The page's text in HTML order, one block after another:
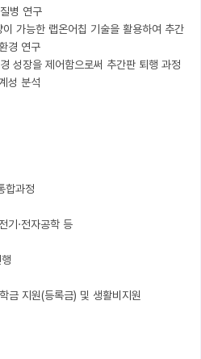
병 연구
가능한 랩온어칩 기술을 활용하여 추간
경 연구
성장을 제어함으로써 추간판 퇴행 과정
성 분석
합과정
기·전자공학 등
금 지원(등록금) 및 생활비지원